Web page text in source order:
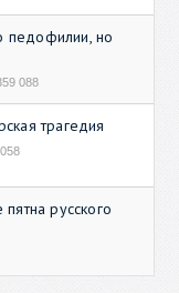
педофилии, но
088
трагедия
русского